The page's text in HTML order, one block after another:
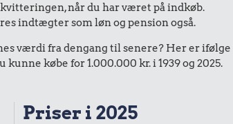
når du har været på indkøb.
indtægter som løn og pension også.
værdi fra dengang til senere? Her er ifølge
købe for 1.000.000 kr. i 1939 og 2025.
Priser i 2025